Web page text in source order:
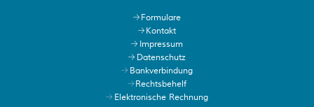
Formulare
Kontakt
Impressum
Datenschutz
Bankverbindung
Rechtsbehelf
Elektronische Rechnung